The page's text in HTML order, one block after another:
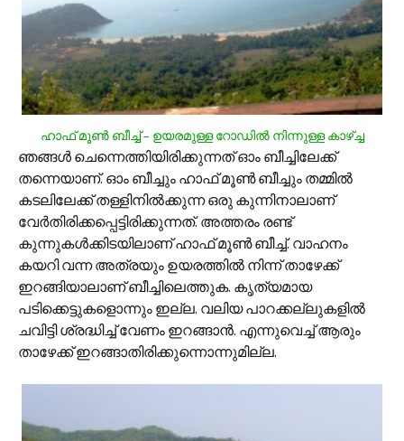
ഹാഫ് മൂണ്‍ ബീച്ച് – ഉയരമുള്ള റോഡില്‍ നിന്നുള്ള കാഴ്ച്ച
ഞങ്ങള്‍ ചെന്നെത്തിയിരിക്കുന്നത് ഓം ബീച്ചിലേക്ക്
തന്നെയാണ്. ഓം ബീച്ചും ഹാഫ് മൂണ്‍ ബീച്ചും തമ്മില്‍
കടലിലേക്ക് തള്ളിനില്‍ക്കുന്ന ഒരു കുന്നിനാലാണ്
വേര്‍തിരിക്കപ്പെട്ടിരിക്കുന്നത്. അത്തരം രണ്ട്
കുന്നുകള്‍ക്കിടയിലാണ് ഹാഫ് മൂണ്‍ ബീച്ച്. വാഹനം
കയറി വന്ന അത്രയും ഉയരത്തില്‍ നിന്ന് താഴേക്ക്
ഇറങ്ങിയാലാണ് ബീച്ചിലെത്തുക. കൃത്യമായ
പടിക്കെട്ടുകളൊന്നും ഇല്ല. വലിയ പാറക്കല്ലുകളില്‍
ചവിട്ടി ശ്രദ്ധിച്ച് വേണം ഇറങ്ങാന്‍. എന്നുവെച്ച് ആരും
താഴേക്ക് ഇറങ്ങാതിരിക്കുന്നൊന്നുമില്ല.